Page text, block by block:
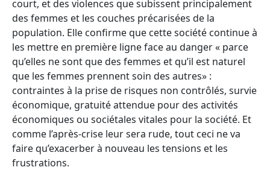
court, et des violences que subissent principalement
des femmes et les couches précarisées de la
population. Elle confirme que cette société continue à
les mettre en première ligne face au danger « parce
qu’elles ne sont que des femmes et qu’il est naturel
que les femmes prennent soin des autres» :
contraintes à la prise de risques non contrôlés, survie
économique, gratuité attendue pour des activités
économiques ou sociétales vitales pour la société. Et
comme l’après-crise leur sera rude, tout ceci ne va
faire qu’exacerber à nouveau les tensions et les
frustrations.